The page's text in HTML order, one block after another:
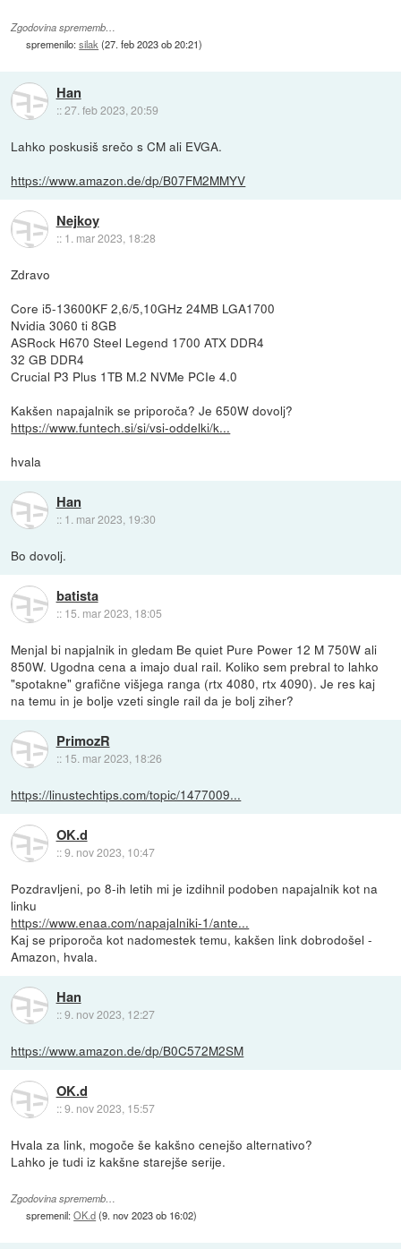
Zgodovina sprememb…
spremenilo:silak (27. feb 2023 ob 20:21)
Han
::27. feb 2023, 20:59
Lahko poskusiš srečo s CM ali EVGA.
https://www.amazon.de/dp/B07FM2MMYV
Nejkoy
:: 1. mar 2023, 18:28
Zdravo
Core i5-13600KF 2,6/5,10GHz 24MB LGA1700
Nvidia 3060 ti 8GB
ASRock H670 Steel Legend 1700 ATX DDR4
32 GB DDR4
Crucial P3 Plus 1TB M.2 NVMe PCIe 4.0
Kakšen napajalnik se priporoča? Je 650W dovolj?
https://www.funtech.si/si/vsi-oddelki/k...
hvala
Han
:: 1. mar 2023, 19:30
Bo dovolj.
batista
:: 15. mar 2023, 18:05
Menjal bi napjalnik in gledam Be quiet Pure Power 12 M 750W ali
850W. Ugodna cena a imajo dual rail. Koliko sem prebral to lahko
"spotakne" grafične višjega ranga (rtx 4080, rtx 4090). Je res kaj
na temu in je bolje vzeti single rail da je bolj ziher?
PrimozR
:: 15. mar 2023, 18:26
https://linustechtips.com/topic/1477009...
OK.d
::9. nov 2023, 10:47
Pozdravljeni, po 8-ih letih mi je izdihnil podoben napajalnik kot na
linku
https://www.enaa.com/napajalniki-1/ante...
Kaj se priporoča kot nadomestek temu, kakšen link dobrodošel -
Amazon, hvala.
Han
::9. nov 2023, 12:27
https://www.amazon.de/dp/B0C572M2SM
OK.d
::9. nov 2023, 15:57
Hvala za link, mogoče še kakšno cenejšo alternativo?
Lahko je tudi iz kakšne starejše serije.
Zgodovina sprememb…
spremenil:OK.d(9. nov 2023 ob 16:02)